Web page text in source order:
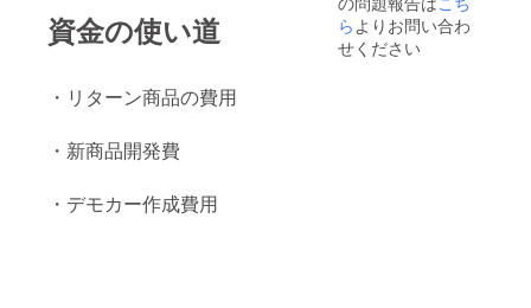
資金の使い道
・リターン商品の費用
・新商品開発費
・デモカー作成費用
ポンの
有効期
限：お
コード
が記載
された
カード
JEREV
公式オ
ンライ
らよりお問い合わ
せください